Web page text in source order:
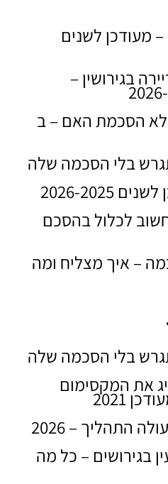
מעודכן לשנים
בגירושין –
הסכמת האם – ב
בלי הסכמה שלה
2025
לכלול בהסכם
– איך מצליח ומה
בלי הסכמה שלה
את המקסימום
2021
התהליך – 2026
בגירושים – כל מה